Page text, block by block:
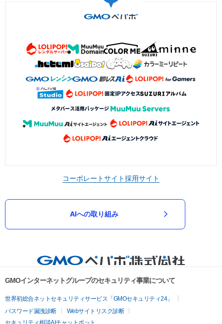
コーポレートサイト採用サイト
AIへの取り組み
GMOインターネットグループのセキュリティ事業について
世界初総合ネットセキュリティサービス「GMOセキュリティ24」
パスワード漏洩診断
Webサイトリスク診断
セキュリティ相談AIチャットボット